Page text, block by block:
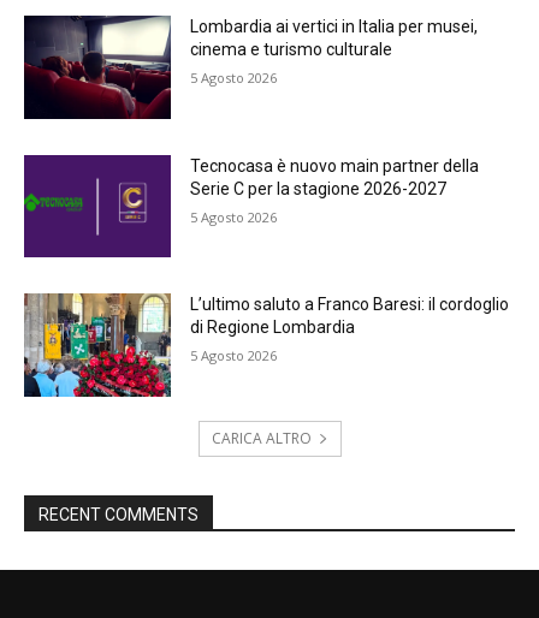
Lombardia ai vertici in Italia per musei,
cinema e turismo culturale
5 Agosto 2026
Tecnocasa è nuovo main partner della
Serie C per la stagione 2026-2027
5 Agosto 2026
L’ultimo saluto a Franco Baresi: il cordoglio
di Regione Lombardia
5 Agosto 2026
CARICA ALTRO
RECENT COMMENTS